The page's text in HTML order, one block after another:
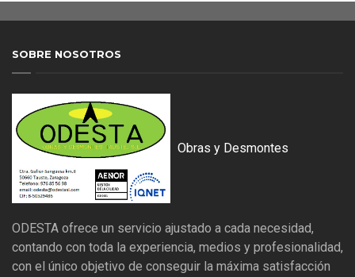
SOBRE NOSOTROS
Obras y Desmontes
ODESTA ofrece un servicio ajustado a cada necesidad,
contando con toda la experiencia, medios y profesionalidad,
con el único objetivo de conseguir la máxima satisfacción